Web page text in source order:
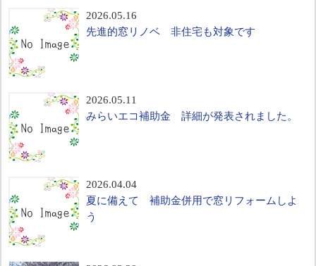
2026.05.16
先進的窓リノベ 非住宅も対象です
2026.05.11
みらいエコ補助金 詳細が発表されました。
2026.04.04
夏に備えて 補助金併用で窓リフォームしよ
う